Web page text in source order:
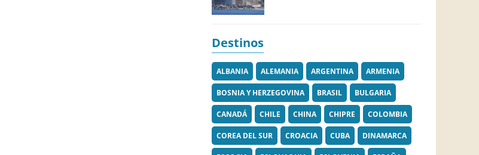
Destinos
ALBANIA ALEMANIA ARGENTINA ARMENIA
BOSNIA Y HERZEGOVINA BRASIL BULGARIA
CANADÁ CHILE CHINA CHIPRE COLOMBIA
COREA DEL SUR CROACIA CUBA DINAMARCA